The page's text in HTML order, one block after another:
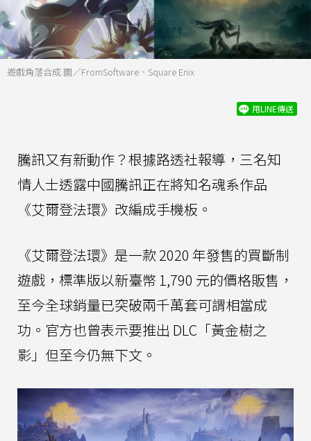
遊戲角落合成 圖／FromSoftware、Square Enix
用LINE傳送
騰訊又有新動作？根據路透社報導，三名知
情人士透露中國騰訊正在將知名魂系作品
《艾爾登法環》改編成手機板。
《艾爾登法環》是一款 2020 年發售的買斷制
遊戲，標準版以新臺幣 1,790 元的價格販售，
至今全球銷量已突破兩千萬套可謂相當成
功。官方也曾表示要推出 DLC「黃金樹之
影」但至今仍無下文。